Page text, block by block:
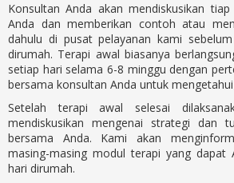
Konsultan Anda akan mendiskusikan
Anda dan memberikan contoh atau
dahulu di pusat pelayanan kami
dirumah. Terapi awal biasanya
setiap hari selama 6-8 minggu dengan
bersama konsultan Anda untuk
Setelah terapi awal selesai
mendiskusikan mengenai strategi dan
bersama Anda. Kami akan
masing-masing modul terapi yang dapat
hari dirumah.